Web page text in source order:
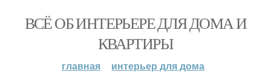
ВСЁ ОБ ИНТЕРЬЕРЕ ДЛЯ ДОМА И
КВАРТИРЫ
главная
интерьер для дома